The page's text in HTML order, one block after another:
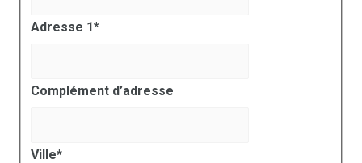
Adresse 1*
Complément d’adresse
Ville*